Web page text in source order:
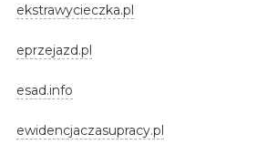
ekstrawycieczka.pl
eprzejazd.pl
esad.info
ewidencjaczasupracy.pl